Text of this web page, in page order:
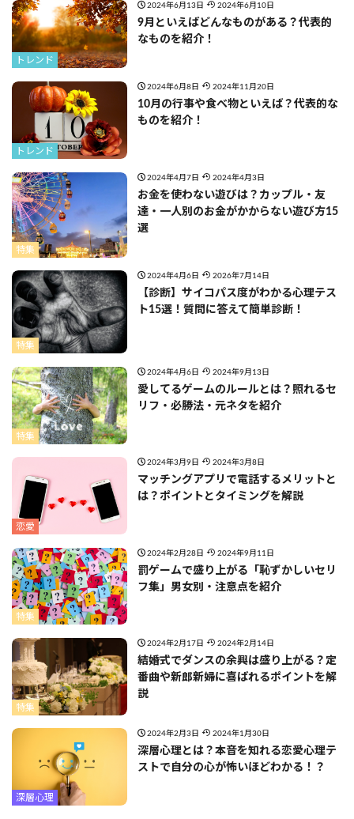
トレンド
2024年6月13日 2024年6月10日
9月といえばどんなものがある？代表的
なものを紹介！
トレンド
2024年6月8日 2024年11月20日
10月の行事や食べ物といえば？代表的な
ものを紹介！
特集
2024年4月7日 2024年4月3日
お金を使わない遊びは？カップル・友
達・一人別のお金がかからない遊び方15
選
特集
2024年4月6日 2026年7月14日
【診断】サイコパス度がわかる心理テス
ト15選！質問に答えて簡単診断！
特集
2024年4月6日 2024年9月13日
愛してるゲームのルールとは？照れるセ
リフ・必勝法・元ネタを紹介
恋愛
2024年3月9日 2024年3月8日
マッチングアプリで電話するメリットと
は？ポイントとタイミングを解説
特集
2024年2月28日 2024年9月11日
罰ゲームで盛り上がる「恥ずかしいセリ
フ集」男女別・注意点を紹介
特集
2024年2月17日 2024年2月14日
結婚式でダンスの余興は盛り上がる？定
番曲や新郎新婦に喜ばれるポイントを解
説
深層心理
2024年2月3日 2024年1月30日
深層心理とは？本音を知れる恋愛心理テ
ストで自分の心が怖いほどわかる！？